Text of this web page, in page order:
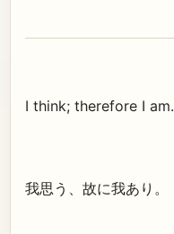
I think; therefore I am.
我思う、故に我あり。